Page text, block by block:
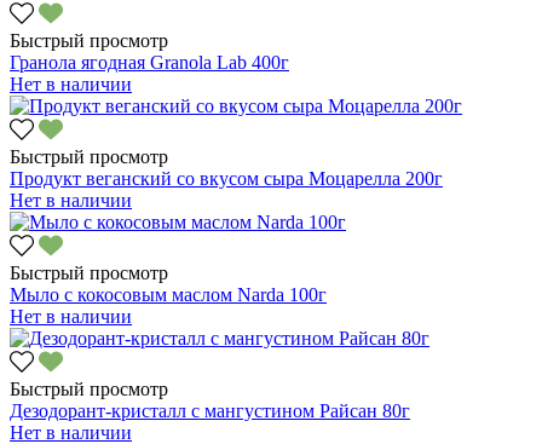
Быстрый просмотр
Гранола ягодная Granola Lab 400г
Нет в наличии
Быстрый просмотр
Продукт веганский со вкусом сыра Моцарелла 200г
Нет в наличии
Быстрый просмотр
Мыло с кокосовым маслом Narda 100г
Нет в наличии
Быстрый просмотр
Дезодорант-кристалл с мангустином Райсан 80г
Нет в наличии